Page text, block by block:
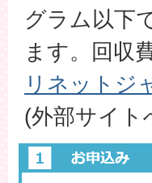
グラム以下
ます。回収
リネットジ
(外部サイト